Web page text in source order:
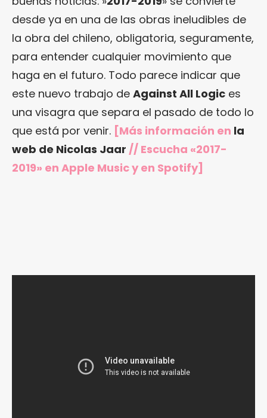
desde ya en una de las obras ineludibles de
la obra del chileno, obligatoria, seguramente,
para entender cualquier movimiento que
haga en el futuro. Todo parece indicar que
este nuevo trabajo de Against All Logic es
una visagra que separa el pasado de todo lo
que está por venir. [Más información en la
web de Nicolas Jaar // Escucha «2017-
2019» en Apple Musicy en Spotify]